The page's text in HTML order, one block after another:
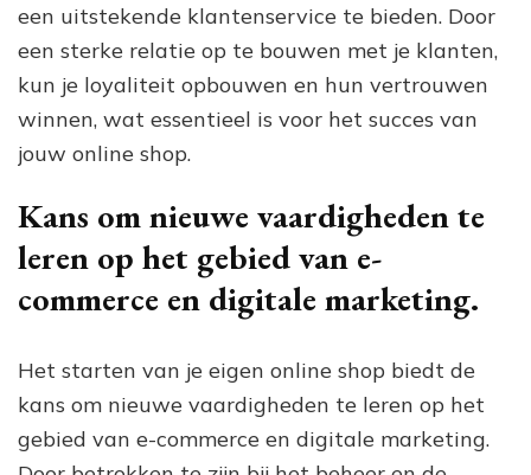
een uitstekende klantenservice te bieden. Door
een sterke relatie op te bouwen met je klanten,
kun je loyaliteit opbouwen en hun vertrouwen
winnen, wat essentieel is voor het succes van
jouw online shop.
Kans om nieuwe vaardigheden te
leren op het gebied van e-
commerce en digitale marketing.
Het starten van je eigen online shop biedt de
kans om nieuwe vaardigheden te leren op het
gebied van e-commerce en digitale marketing.